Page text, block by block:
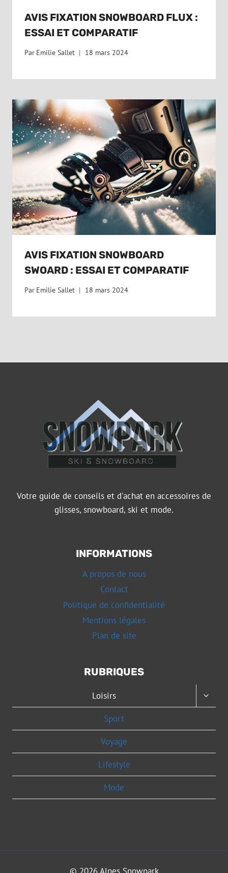
AVIS FIXATION SNOWBOARD FLUX :
ESSAI ET COMPARATIF
Par Emilie Sallet 18 mars 2024
AVIS FIXATION SNOWBOARD
SWOARD : ESSAI ET COMPARATIF
Par Emilie Sallet 18 mars 2024
Votre guide de conseils et d'achat en accessoires de
glisses, snowboard, ski et mode.
INFORMATIONS
A propos de nous
Contact
Politique de confidentialité
Mentions légales
Plan de site
RUBRIQUES
Loisirs
Sport
Voyage
Lifestyle
Mode